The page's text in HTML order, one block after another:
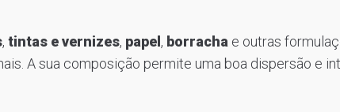
, tintas e vernizes, papel, borracha e outras
A sua composição permite uma boa dispersão e